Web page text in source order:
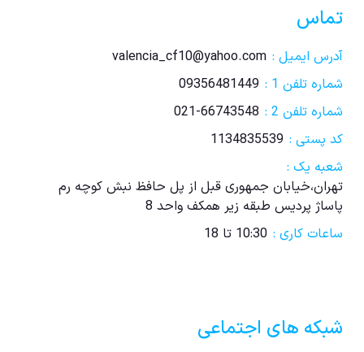
تماس
آدرس ایمیل : valencia_cf10@yahoo.com
شماره تلفن 1 :
09356481449
شماره تلفن 2 :
021-66743548
کد پستی : 1134835539
شعبه یک :
تهران،خیابان جمهوری قبل از پل حافظ نبش کوچه رم
پاساژ پردیس طبقه زیر همکف واحد 8
ساعات کاری : 10:30 تا 18
شبکه های اجتماعی